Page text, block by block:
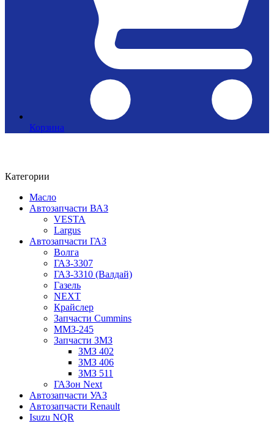
Корзина
Категории
Масло
Автозапчасти ВАЗ
VESTA
Largus
Автозапчасти ГАЗ
Волга
ГАЗ-3307
ГАЗ-3310 (Валдай)
Газель
NEXT
Крайслер
Запчасти Cummins
ММЗ-245
Запчасти ЗМЗ
ЗМЗ 402
ЗМЗ 406
ЗМЗ 511
ГАЗон Next
Автозапчасти УАЗ
Автозапчасти Renault
Isuzu NQR